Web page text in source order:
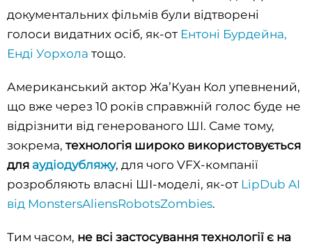
останньої ітерації DALL-E 3
будь-який
фільтрує вміст
власноруч видалити
документальних фільмів були відтворені
голоси видатних осіб, як-от Ентоні Бурдейна,
Енді Уорхола тощо.
Американський актор ЖаʼКуан Кол упевнений,
що вже через 10 років справжній голос буде не
відрізнити від генерованого ШІ. Саме тому,
зокрема, технологія широко використовується
для аудіодубляжу, для чого VFX-компанії
розробляють власні ШІ-моделі, як-от LipDub AI
від MonstersAliensRobotsZombies.
Тим часом, не всі застосування технології є на